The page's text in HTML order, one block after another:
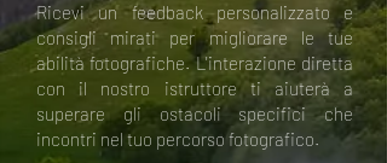
Ricevi un feedback personalizzato e
consigli mirati per migliorare le tue
abilità fotografiche. L'interazione diretta
con il nostro istruttore ti aiuterà a
superare gli ostacoli specifici che
incontri nel tuo percorso fotografico.